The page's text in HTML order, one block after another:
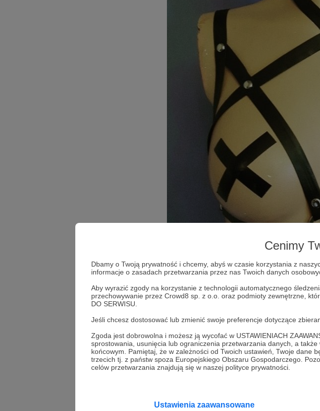
Cenimy
Dbamy o Twoją prywatność i chcemy, abyś w czasie korzystania z
informacje o zasadach przetwarzania przez nas Twoich danych
Aby wyrazić zgody na korzystanie z technologii automatycznego
przechowywanie przez Crowd8 sp. z o.o. oraz podmioty zewnętrzne,
DO SERWISU.
Jeśli chcesz dostosować lub zmienić swoje preferencje dotyczące
Zgoda jest dobrowolna i możesz ją wycofać w USTAWIENIACH
sprostowania, usunięcia lub ograniczenia przetwarzania danych, a
końcowym. Pamiętaj, że w zależności od Twoich ustawień, Twoje dane
trzecich tj. z państw spoza Europejskiego Obszaru Gospodarczego.
celów przetwarzania znajdują się w naszej polityce prywatności.
Ustawienia zaawansowane
Aby go wygrać, wystarczy
Jaki warsztat marzy Ci
Odpowiedzi umieszczajcie w
pozostałe mają szansę zobaczyć